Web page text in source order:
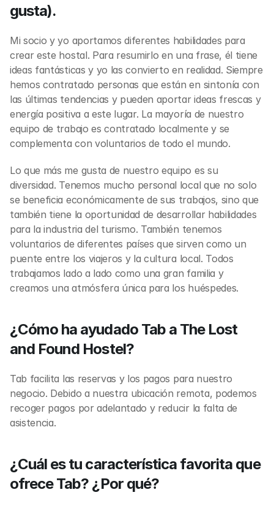
gusta).
Mi socio y yo aportamos diferentes habilidades para
crear este hostal. Para resumirlo en una frase, él tiene
ideas fantásticas y yo las convierto en realidad. Siempre
hemos contratado personas que están en sintonía con
las últimas tendencias y pueden aportar ideas frescas y
energía positiva a este lugar. La mayoría de nuestro
equipo de trabajo es contratado localmente y se
complementa con voluntarios de todo el mundo.
Lo que más me gusta de nuestro equipo es su
diversidad. Tenemos mucho personal local que no solo
se beneficia económicamente de sus trabajos, sino que
también tiene la oportunidad de desarrollar habilidades
para la industria del turismo. También tenemos
voluntarios de diferentes países que sirven como un
puente entre los viajeros y la cultura local. Todos
trabajamos lado a lado como una gran familia y
creamos una atmósfera única para los huéspedes.
¿Cómo ha ayudado Tab a The Lost
and Found Hostel?
Tab facilita las reservas y los pagos para nuestro
negocio. Debido a nuestra ubicación remota, podemos
recoger pagos por adelantado y reducir la falta de
asistencia.
¿Cuál es tu característica favorita que
ofrece Tab? ¿Por qué?